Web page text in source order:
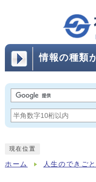
情報の種類
現在位置
ホーム 人生のできごと